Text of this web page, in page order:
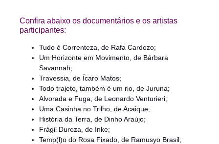
Confira abaixo os documentários e os artistas
participantes:
Tudo é Correnteza, de Rafa Cardozo;
Um Horizonte em Movimento, de Bárbara
Savannah;
Travessia, de Ícaro Matos;
Todo trajeto, também é um rio, de Juruna;
Alvorada e Fuga, de Leonardo Venturieri;
Uma Casinha no Trilho, de Acaique;
História da Terra, de Dinho Araújo;
Frágil Dureza, de Inke;
Temp(l)o do Rosa Fixado, de Ramusyo Brasil;